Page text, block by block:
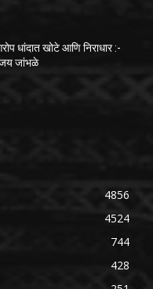
धांदात खोटे आणि निराधार :-
जांभळे
4856
4524
744
428